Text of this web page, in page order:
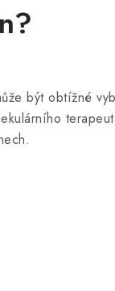
být obtížné